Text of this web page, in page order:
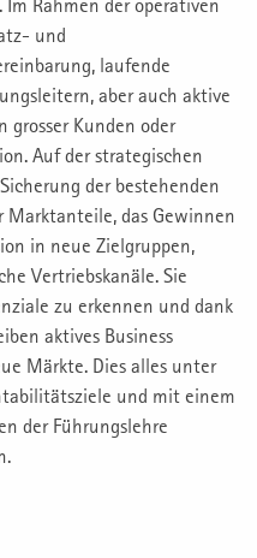
und
laufende
aber auch aktive
Kunden oder
Auf der strategischen
der bestehenden
Marktanteile, das Gewinnen
in neue Zielgruppen,
Vertriebskanäle. Sie
zu erkennen und dank
aktives Business
Märkte. Dies alles unter
und mit einem
der Führungslehre